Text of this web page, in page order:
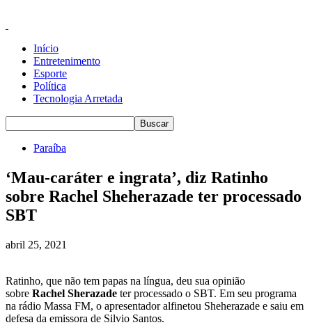
Início
Entretenimento
Esporte
Política
Tecnologia Arretada
Paraíba
‘Mau-caráter e ingrata’, diz Ratinho
sobre Rachel Sheherazade ter processado
SBT
abril 25, 2021
Ratinho, que não tem papas na língua, deu sua opinião
sobre Rachel Sherazade ter processado o SBT. Em seu programa
na rádio Massa FM, o apresentador alfinetou Sheherazade e saiu em
defesa da emissora de Silvio Santos.